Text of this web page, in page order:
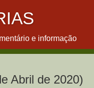
e informação
Abril de 2020)